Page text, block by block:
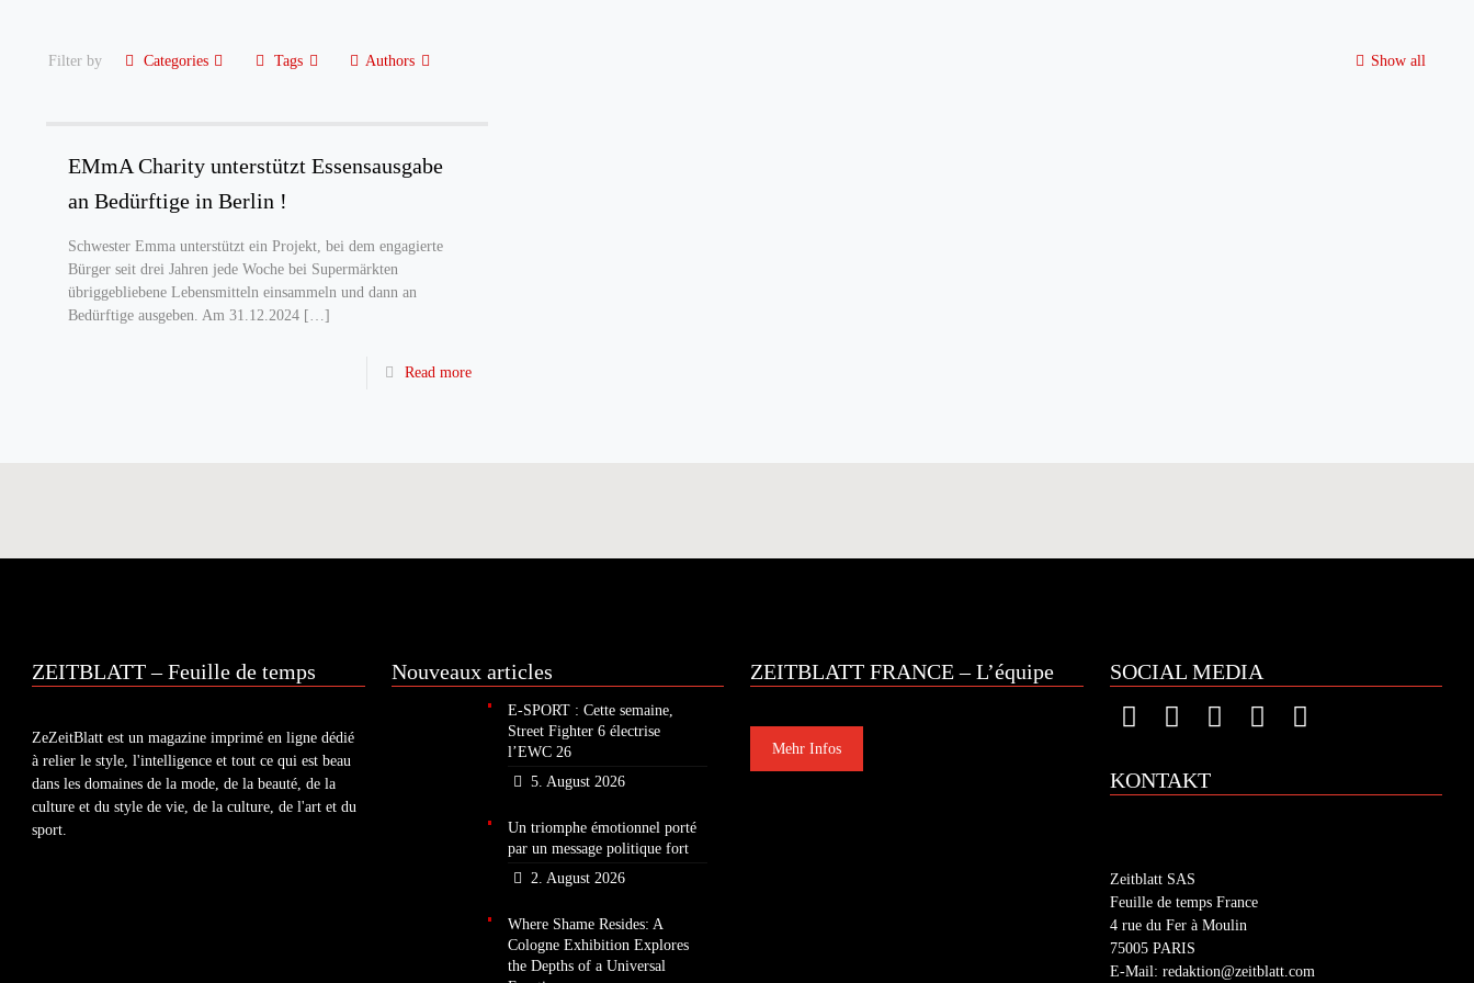
Filter by Categories Tags Authors Show all
EMmA Charity unterstützt Essensausgabe
an Bedürftige in Berlin !
Schwester Emma unterstützt ein Projekt, bei dem engagierte
Bürger seit drei Jahren jede Woche bei Supermärkten
übriggebliebene Lebensmitteln einsammeln und dann an
Bedürftige ausgeben. Am 31.12.2024[…]
Read more
ZEITBLATT – Feuille de temps
ZeZeitBlatt est un magazine imprimé en ligne dédié
à relier le style, l'intelligence et tout ce qui est beau
dans les domaines de la mode, de la beauté, de la
culture et du style de vie, de la culture, de l'art et du
sport.
Nouveaux articles
E-SPORT : Cette semaine,
Street Fighter 6 électrise
l’EWC 26
5. August 2026
Un triomphe émotionnel porté
par un message politique fort
2. August 2026
Where Shame Resides: A
Cologne Exhibition Explores
the Depths of a Universal
ZEITBLATT FRANCE – L’équipe
Mehr Infos
SOCIAL MEDIA
KONTAKT
Zeitblatt SAS
Feuille de temps France
4 rue du Fer à Moulin
75005 PARIS
E-Mail: redaktion@zeitblatt.com